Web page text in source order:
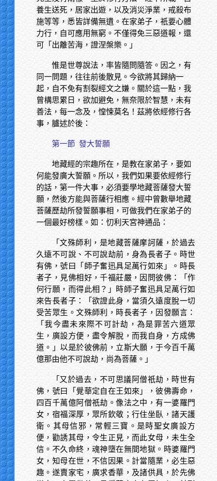
養生送死，居家出遊，以及消災淨業，戒殺布
施等等，悉皆詳備無遺。在家弟子，祇要心體
力行，自可應用無窮。不僅得免三惡道報，還
可「出離苦海，證涅槃樂。」
惟是世尊說法，率皆隨問隨答。因之，有
同一問題，往往前後散見。今欲將其歸納一
起，自不免有割裂經文之嫌。關於這一點，我
曾構思累日，欲加避免，無奈限於智慧，未有
善法，每一念及，惶悚莫名！茲將依經修行各
事，臚述於後：
第一節 發大誓願
地藏經的宗趣所在，是教在家弟子，要如
何能發廣大誓願。所以，我們如果要依經修行
的話，第一件大事，必須要學地藏菩薩發大誓
願，然後方能與菩薩行相應。經中曾數舉地藏
菩薩歷劫所發誓願事相，可做我們在家弟子的
一個最好榜樣。如：忉利天宮神通品：
「文殊師利，是地藏菩薩摩訶薩，於過去
久遠不可說、不可說劫前，身為長者子。時世
有佛，號曰「師子奮迅具足萬行如來」。時長
者子，見佛相好，千福莊嚴，因問彼佛：「作
何行願，而得此相？」時師子奮迅具足萬行如
來告長者子：「欲證此身，當須久遠度脫一切
受苦眾生。文殊師利，時長者子，因發願言：
「我今盡未來際不可計劫，為是罪苦六道眾
生，廣設方便，盡令解脫，而我自身，方成佛
道。」以是於彼佛前，立斯大願，于今百千萬
億那由他不可說劫，尚為菩薩。」
「又於過去，不可思議阿僧祇劫，時世有
佛，號曰「覺華定自在王如來」，彼佛壽命，
四百千萬億阿僧祇劫。像法之中，有一婆羅門
女，宿福深厚，眾所欽敬；行住坐臥，諸天護
衛。其母信邪，常輕三寶。是時聖女廣設方
便，勸誘其母，令生正見，而此女母，未生全
信。不久命終，魂神墮在無間地獄。時婆羅門
女，知母在世，不信因果。計當隨業，必生惡
趣。遂賣家宅，廣求香華，及諸供具，於先佛